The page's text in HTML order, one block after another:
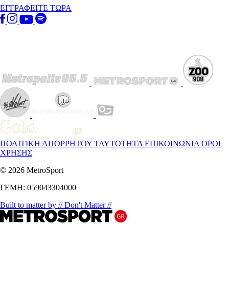
ΕΓΓΡΑΦΕΙΤΕ ΤΩΡΑ
ΠΟΛΙΤΙΚΗ ΑΠΟΡΡΗΤΟΥ ΤΑΥΤΟΤΗΤΑ ΕΠΙΚΟΙΝΩΝΙΑ ΟΡΟΙ
ΧΡΗΣΗΣ
© 2026 MetroSport
ΓΕΜΗ: 059043304000
Built to matter by // Don't Matter //